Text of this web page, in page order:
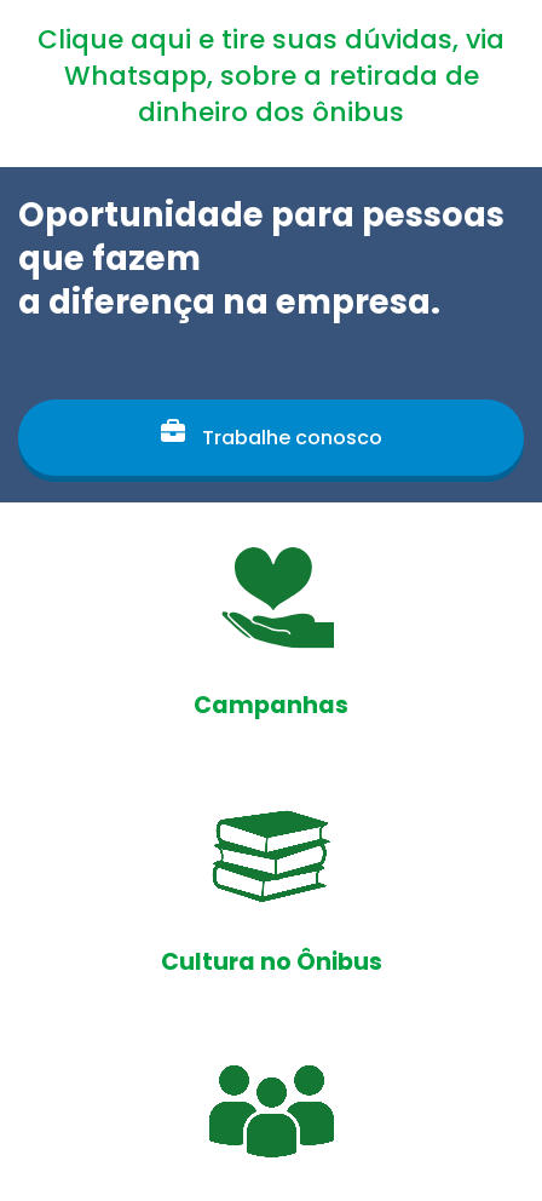
Clique aqui e tire suas dúvidas, via
Whatsapp, sobre a retirada de
dinheiro dos ônibus
Oportunidade para pessoas
que fazem
a diferença na empresa.
Trabalhe conosco
Campanhas
Cultura no Ônibus